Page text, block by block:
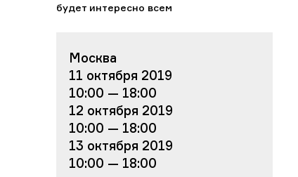
будет интересно всем
Москва
11 октября 2019
10:00 — 18:00
12 октября 2019
10:00 — 18:00
13 октября 2019
10:00 — 18:00